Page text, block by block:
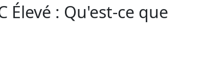
Élevé : Qu'est-ce que